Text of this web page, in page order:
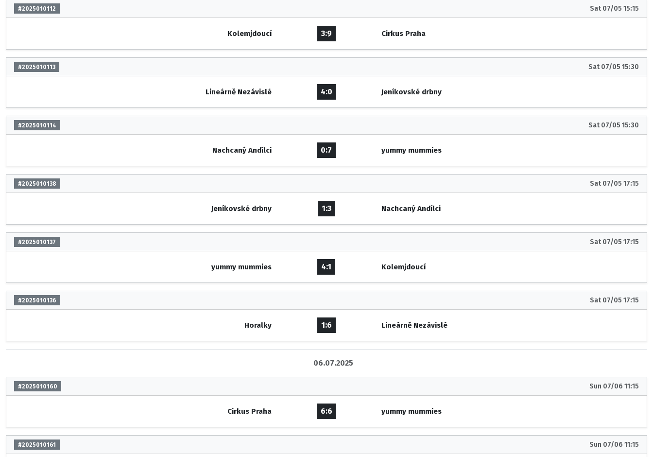
#2025010112 Sat 07/05 15:15
Kolemjdoucí 3:9 Cirkus Praha
#2025010113 Sat 07/05 15:30
Lineárně Nezávislé 4:0 Jeníkovské drbny
#2025010114 Sat 07/05 15:30
Nachcaný Andílci 0:7 yummy mummies
#2025010138 Sat 07/05 17:15
Jeníkovské drbny 1:3 Nachcaný Andílci
#2025010137 Sat 07/05 17:15
yummy mummies 4:1 Kolemjdoucí
#2025010136 Sat 07/05 17:15
Horalky 1:6 Lineárně Nezávislé
06.07.2025
#2025010160 Sun 07/06 11:15
Cirkus Praha 6:6 yummy mummies
#2025010161 Sun 07/06 11:15